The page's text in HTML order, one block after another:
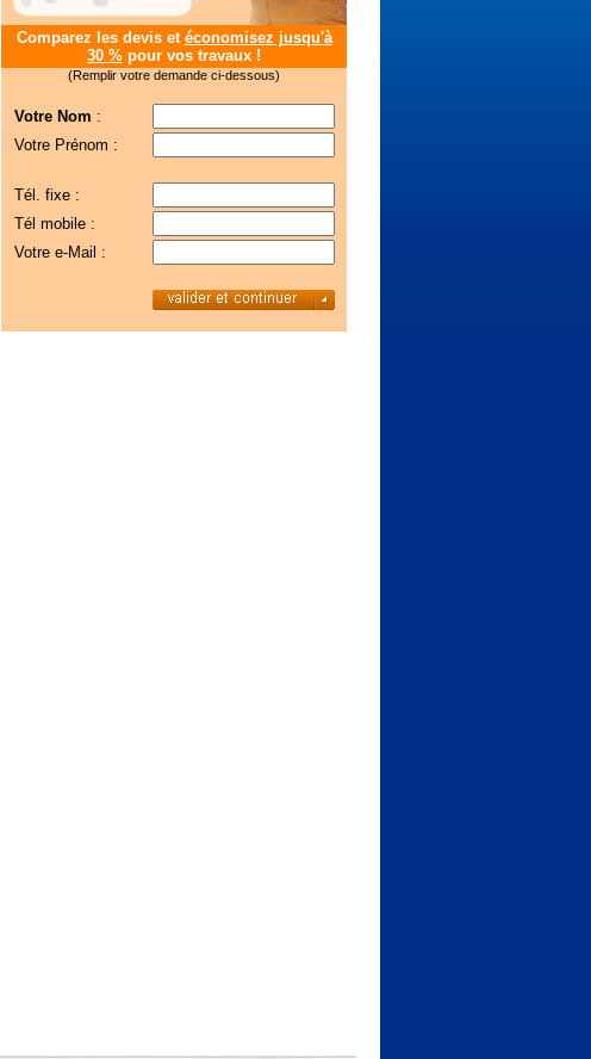
Comparez les devis et économisez jusqu'à
30 % pour vos travaux !
(Remplir votre demande ci-dessous)
Votre Nom :
Votre Prénom :
Tél. fixe :
Tél mobile :
Votre e-Mail :